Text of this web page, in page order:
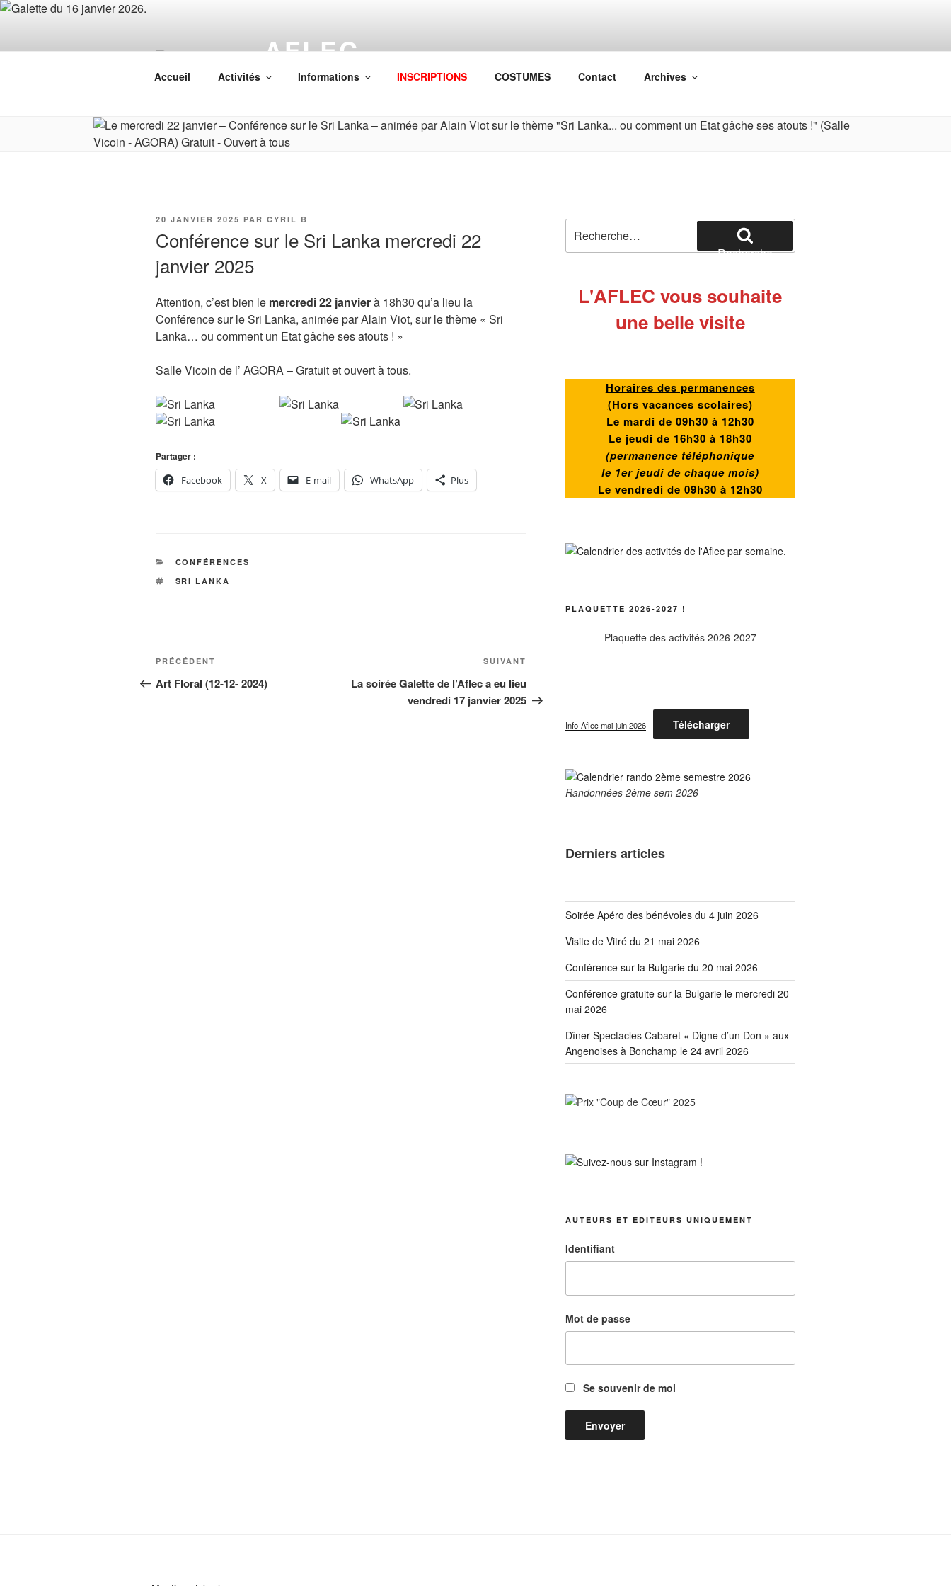
Aller
AFLEC
Association Familiale Loisirs et Culture
Accueil Activités Informations INSCRIPTIONS COSTUMES Contact Archives
PUBLIÉ
20 JANVIER 2025 PAR CYRIL B
Conférence sur le Sri Lanka mercredi 22
janvier 2025
Attention, c’est bien le mercredi 22 janvierà 18h30 qu’a lieu la
Conférence sur le Sri Lanka, animée par Alain Viot, sur le thème « Sri
Lanka… ou comment un Etat gâche ses atouts ! »
Salle Vicoin de l’ AGORA – Gratuit et ouvert à tous.
Partager :
Facebook
X E-mail WhatsApp Plus
CATÉGORIES
CONFÉRENCES
ÉTIQUETTES
SRI LANKA
Navigation
de
Article
précédent
PRÉCÉDENT
Art Floral (12-12- 2024)
SUIVANT
La soirée Galette de l’Aflec a eu lieu
vendredi 17 janvier 2025
pour
:
Recherche
L'AFLEC vous souhaite
une belle visite
Horaires des permanences
(Hors vacances scolaires)
Le mardi de 09h30 à 12h30
Le jeudi de 16h30 à 18h30
(permanence téléphonique
le 1er jeudi de chaque mois)
Le vendredi de 09h30 à 12h30
PLAQUETTE 2026-2027 !
Plaquette des activités 2026-2027
Info-Aflec mai-juin 2026 Télécharger
Randonnées 2ème sem 2026
Derniers articles
Soirée Apéro des bénévoles du 4 juin 2026
Visite de Vitré du 21 mai 2026
Conférence sur la Bulgarie du 20 mai 2026
Conférence gratuite sur la Bulgarie le mercredi 20
mai 2026
Dîner Spectacles Cabaret « Digne d’un Don » aux
Angenoises à Bonchamp le 24 avril 2026
AUTEURS ET EDITEURS UNIQUEMENT
Identifiant
Mot de passe
Se souvenir de moi